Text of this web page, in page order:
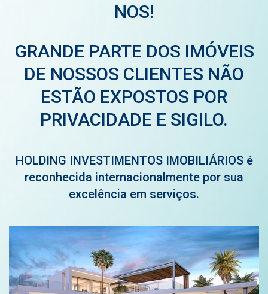
NOS!
GRANDE PARTE DOS IMÓVEIS
DE NOSSOS CLIENTES NÃO
ESTÃO EXPOSTOS POR
PRIVACIDADE E SIGILO.
HOLDING INVESTIMENTOS IMOBILIÁRIOS é
reconhecida internacionalmente por sua
excelência em serviços.